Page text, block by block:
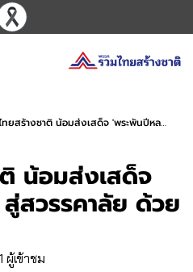
ร้างชาติ น้อมส่งเสด็จ 'พระพันปีหลวง' สู่สวรรคาลัย ด้วยใจภักดิ์
น้อมส่งเสด็จ
สวรรคาลัย ด้วย
ผู้เข้าชม